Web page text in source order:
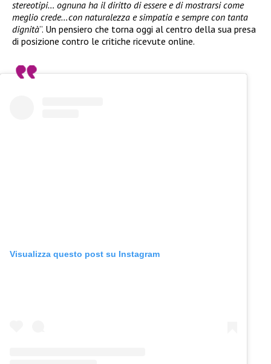
stereotipi… ognuna ha il diritto di essere e di mostrarsi come
meglio crede…con naturalezza e simpatia e sempre con tanta
dignità”. Un pensiero che torna oggi al centro della sua presa
di posizione contro le critiche ricevute online.
Visualizza questo post su Instagram